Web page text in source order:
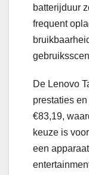
batterijduur
frequent
De Lenovo
prestaties
€83,19,
keuze is
een